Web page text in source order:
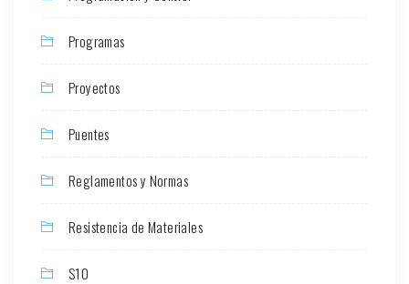
Programas
Proyectos
Puentes
Reglamentos y Normas
Resistencia de Materiales
S10